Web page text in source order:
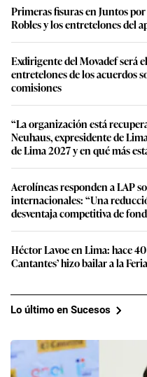
Primeras fisuras en Juntos
Robles y los entretelones del
Exdirigente del Movadef será
entretelones de los acuerdos
comisiones
“La organización está
Neuhaus, expresidente de
de Lima 2027 y en qué más
Aerolíneas responden a LAP
internacionales: “Una
desventaja competitiva de
Héctor Lavoe en Lima: hace
Cantantes’ hizo bailar a la
Lo último en Sucesos